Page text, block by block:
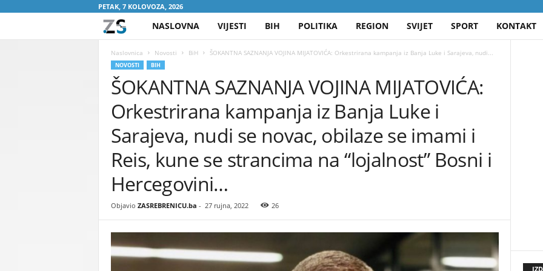
PETAK, 7 KOLOVOZA, 2026
A
S
E
B
R
NASLOVNA VIJESTI BIH POLITIKA REGION SVIJET SPORT KONTAKT
Naslovnica Novosti BiH ŠOKANTNA SAZNANJA VOJINA MIJATOVIĆA: Orkestrirana kampanja iz Banja Luke i Sarajeva, nudi...
NOVOSTI BIH
ŠOKANTNA SAZNANJA VOJINA MIJATOVIĆA:
Orkestrirana kampanja iz Banja Luke i
Sarajeva, nudi se novac, obilaze se imami i
Reis, kune se strancima na “lojalnost” Bosni i
Hercegovini…
Objavio ZASREBRENICU.ba - 27 rujna, 2022 26